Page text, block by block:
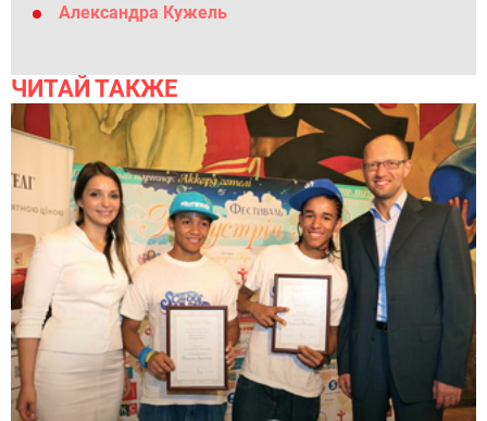
Александра Кужель
ЧИТАЙ ТАКЖЕ